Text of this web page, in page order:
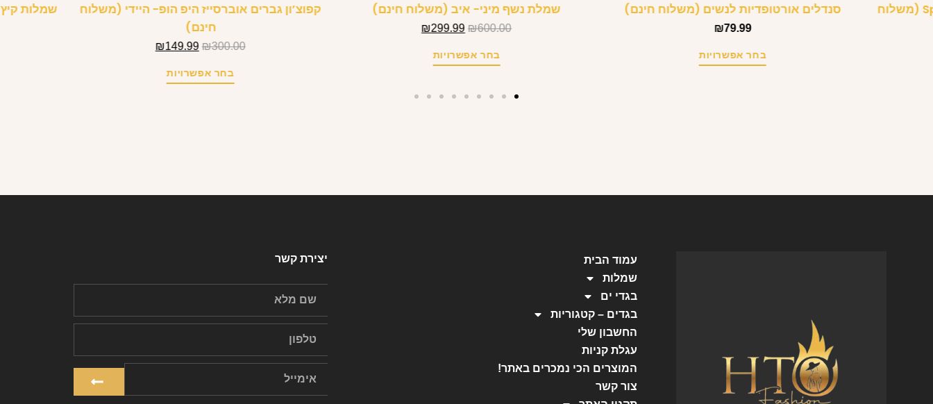
מכנסי טרנינג קצרים קצרים – Sparkle (משלוח סנדלים אורטופדיות לנשים (משלוח חינם)
₪79.99
בחר אפשרויות
שמלת נשף מיני- איב (משלוח חינם)
₪600.00
₪299.99
בחר אפשרויות
קפוצ’ון גברים אוברסייז היפ הופ- היידי (משלוח
חינם)
₪300.00
₪149.99
בחר אפשרויות
שמלות
עמוד הבית
שמלות
בגדי ים
בגדים – קטגוריות
החשבון שלי
עגלת קניות
המוצרים הכי נמכרים באתר!
צור קשר
יצירת קשר